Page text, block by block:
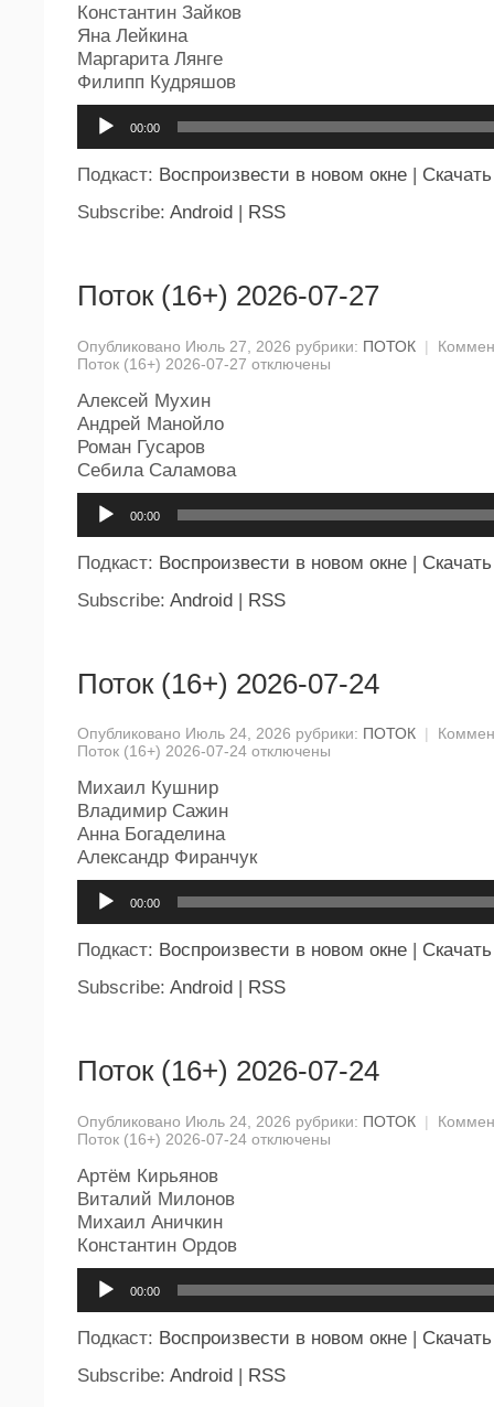
Константин Зайков
Яна Лейкина
Маргарита Лянге
Филипп Кудряшов
00:00
Подкаст: Воспроизвести в новом окне | Скачать
Subscribe: Android | RSS
Поток (16+) 2026-07-27
Опубликовано Июль 27, 2026 рубрики: ПОТОК |
Поток (16+) 2026-07-27 отключены
Алексей Мухин
Андрей Манойло
Роман Гусаров
Себила Саламова
00:00
Подкаст: Воспроизвести в новом окне | Скачать
Subscribe: Android | RSS
Поток (16+) 2026-07-24
Опубликовано Июль 24, 2026 рубрики: ПОТОК |
Поток (16+) 2026-07-24 отключены
Михаил Кушнир
Владимир Сажин
Анна Богаделина
Александр Фиранчук
00:00
Подкаст: Воспроизвести в новом окне | Скачать
Subscribe: Android | RSS
Поток (16+) 2026-07-24
Опубликовано Июль 24, 2026 рубрики: ПОТОК |
Поток (16+) 2026-07-24 отключены
Артём Кирьянов
Виталий Милонов
Михаил Аничкин
Константин Ордов
00:00
Подкаст: Воспроизвести в новом окне | Скачать
Subscribe: Android | RSS